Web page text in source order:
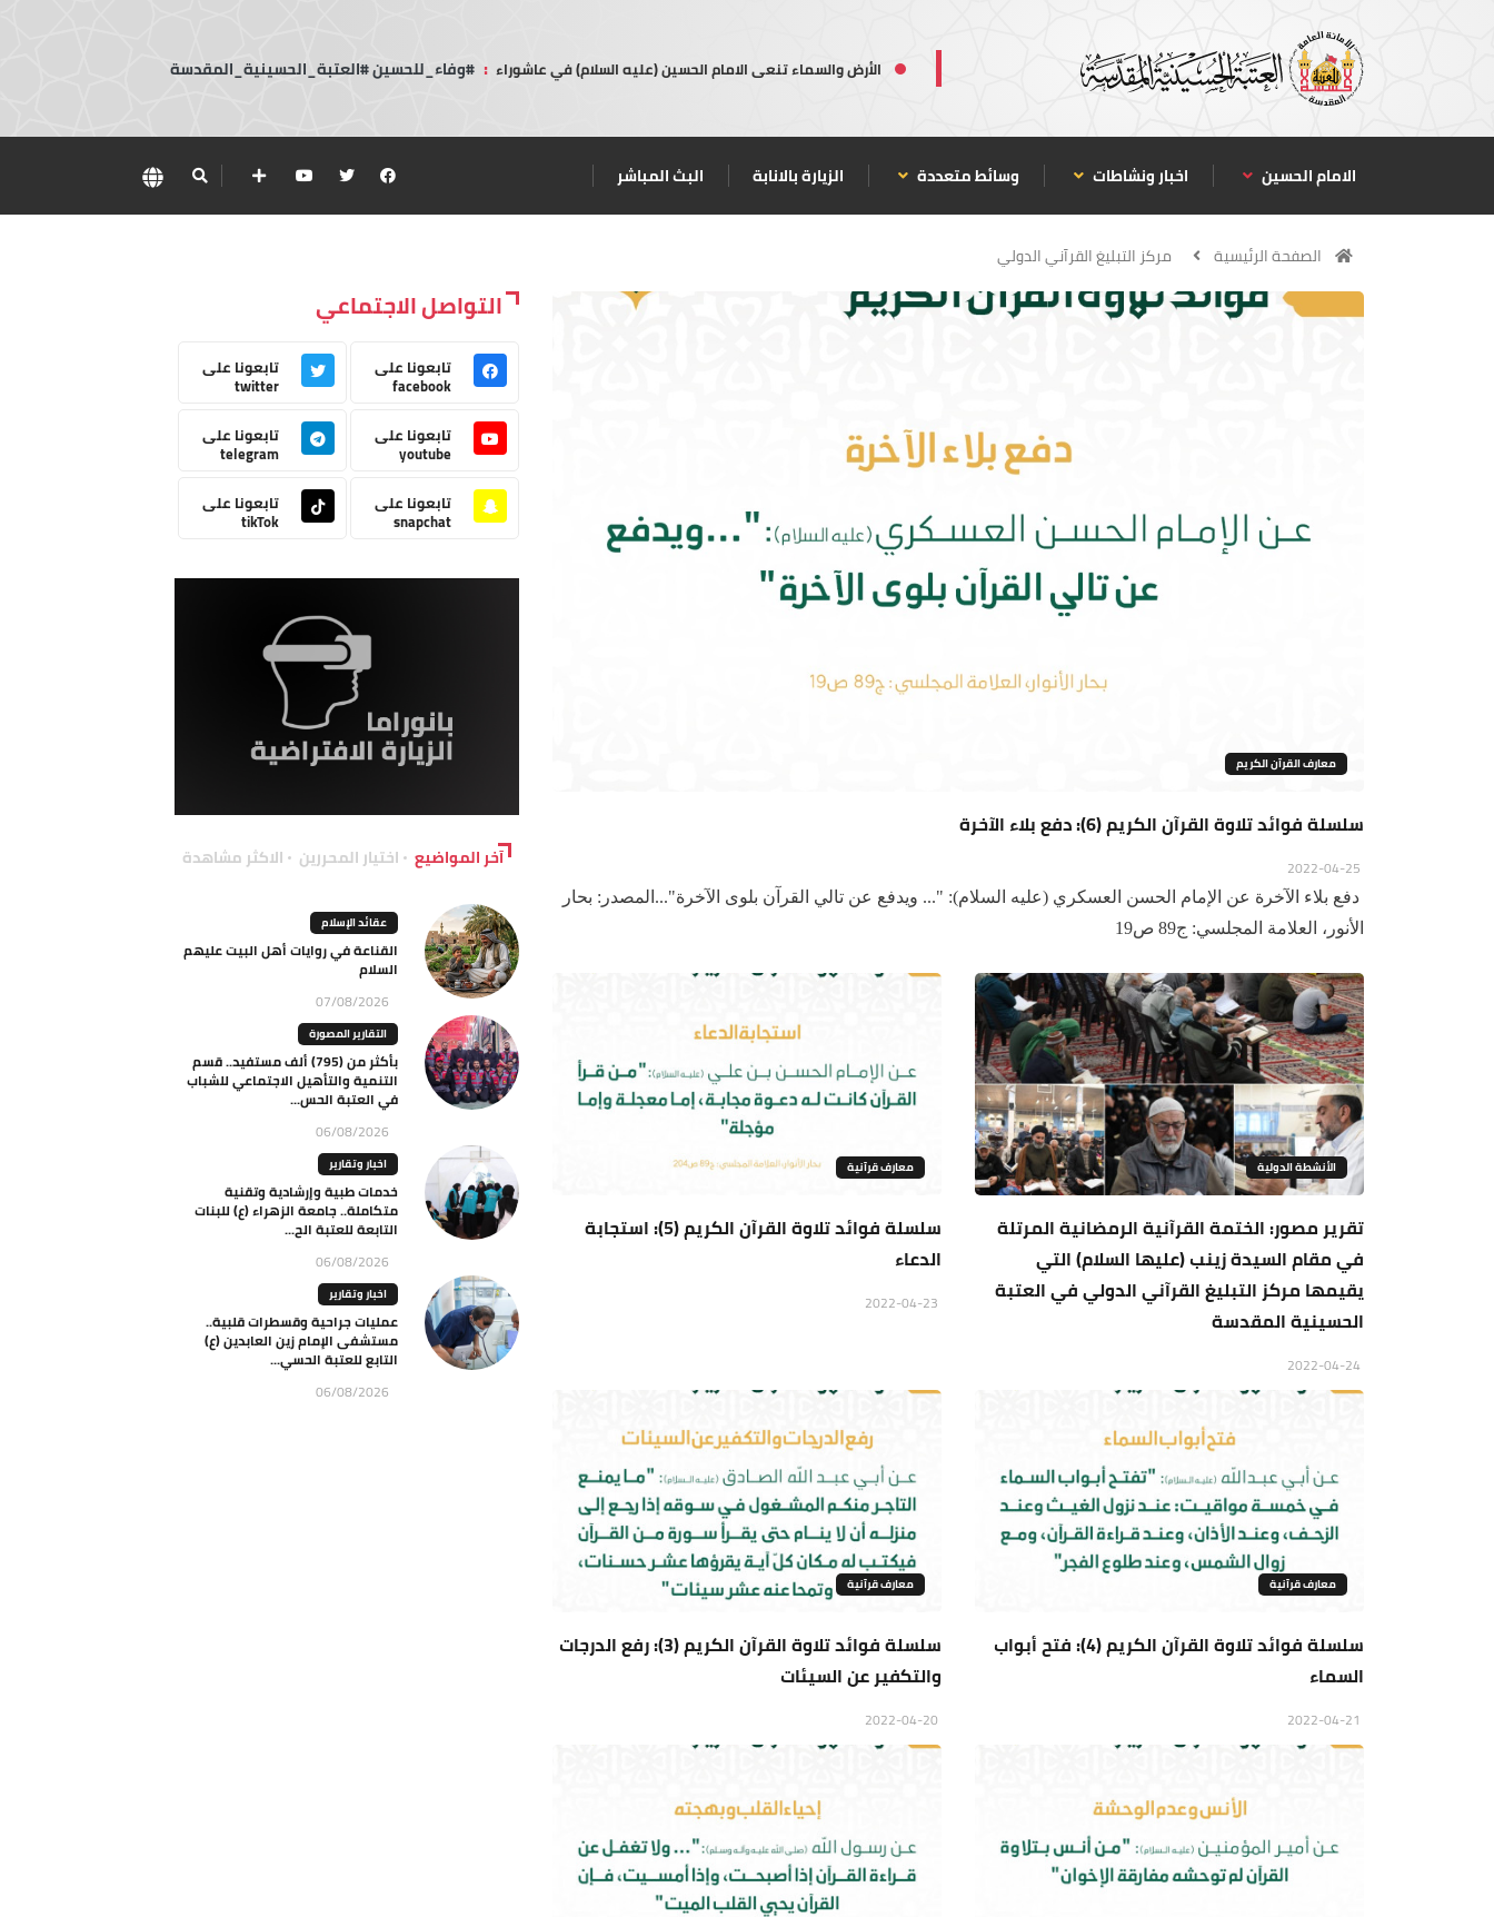
الأرض والسماء تنعى الامام الحسين (عليه السلام) في عاشوراء : #وفاء_للحسين #العتبة_الحسينية_المقدسة
الامام الحسين اخبار ونشاطات وسائط متعددة الزيارة بالانابة البث المباشر
الصفحة الرئيسية مركز التبليغ القرآني الدولي
معارف القرآن الكريم
سلسلة فوائد تلاوة القرآن الكريم (6): دفع بلاء الآخرة
دفع بلاء الآخرة عن الإمام الحسن العسكري (عليه السلام): "... ويدفع عن تالي القرآن بلوى الآخرة"...المصدر: بحار
الأنور، العلامة المجلسي: ج89 ص19
الأنشطة الدولية
تقرير مصور: الختمة القرآنية الرمضانية المرتلة
في مقام السيدة زينب (عليها السلام) التي
يقيمها مركز التبليغ القرآني الدولي في العتبة
الحسينية المقدسة
معارف قرآنية
سلسلة فوائد تلاوة القرآن الكريم (5): استجابة
الدعاء
معارف قرآنية
سلسلة فوائد تلاوة القرآن الكريم (4): فتح أبواب
السماء
معارف قرآنية
سلسلة فوائد تلاوة القرآن الكريم (3): رفع الدرجات
والتكفير عن السيئات
التواصل الاجتماعي
تابعونا على
facebook
تابعونا على
twitter
تابعونا على
youtube
تابعونا على
telegram
تابعونا على
snapchat
تابعونا على
tikTok
آخر المواضيع اختيار المحررين الاكثر مشاهدة
عقائد الإسلام
القناعة في روايات أهل البيت عليهم
السلام
07/08/2026
التقارير المصورة
بأكثر من (795) ألف مستفيد.. قسم
التنمية والتأهيل الاجتماعي للشباب
في العتبة الحس...
06/08/2026
اخبار وتقارير
خدمات طبية وإرشادية وتقنية
متكاملة.. جامعة الزهراء (ع) للبنات
التابعة للعتبة الح...
06/08/2026
اخبار وتقارير
عمليات جراحية وقسطرات قلبية..
مستشفى الإمام زين العابدين (ع)
التابع للعتبة الحسي...
06/08/2026